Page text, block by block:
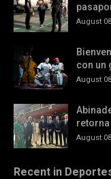
August
con un
August
retorna
August
Recent in